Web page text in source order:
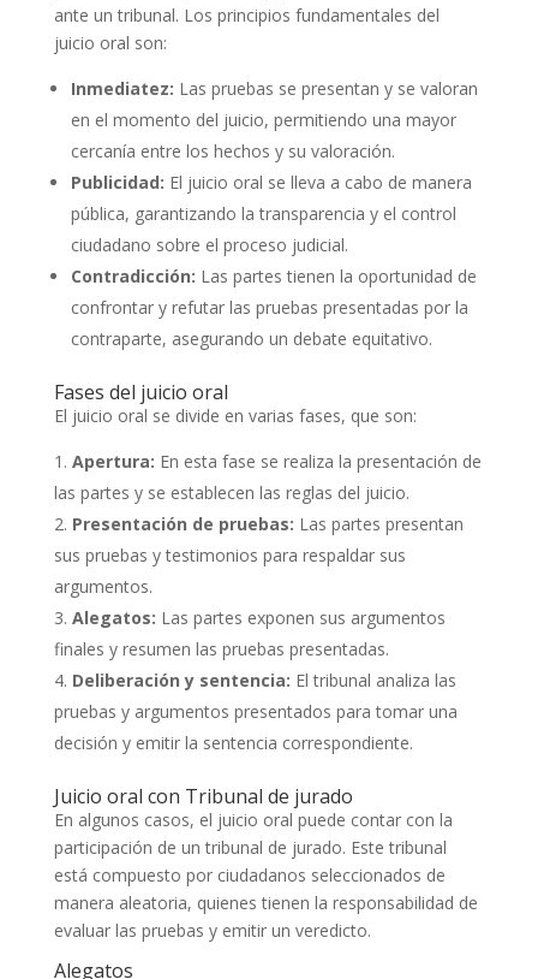
ante un tribunal. Los principios fundamentales del
juicio oral son:
Inmediatez: Las pruebas se presentan y se valoran
en el momento del juicio, permitiendo una mayor
cercanía entre los hechos y su valoración.
Publicidad: El juicio oral se lleva a cabo de manera
pública, garantizando la transparencia y el control
ciudadano sobre el proceso judicial.
Contradicción: Las partes tienen la oportunidad de
confrontar y refutar las pruebas presentadas por la
contraparte, asegurando un debate equitativo.
Fases del juicio oral
El juicio oral se divide en varias fases, que son:
Apertura: En esta fase se realiza la presentación de
las partes y se establecen las reglas del juicio.
Presentación de pruebas: Las partes presentan
sus pruebas y testimonios para respaldar sus
argumentos.
Alegatos: Las partes exponen sus argumentos
finales y resumen las pruebas presentadas.
Deliberación y sentencia: El tribunal analiza las
pruebas y argumentos presentados para tomar una
decisión y emitir la sentencia correspondiente.
Juicio oral con Tribunal de jurado
En algunos casos, el juicio oral puede contar con la
participación de un tribunal de jurado. Este tribunal
está compuesto por ciudadanos seleccionados de
manera aleatoria, quienes tienen la responsabilidad de
evaluar las pruebas y emitir un veredicto.
Alegatos